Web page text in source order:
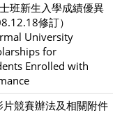
班新生入學成績優異
修訂）
University
for
Enrolled with
競賽辦法及相關附件